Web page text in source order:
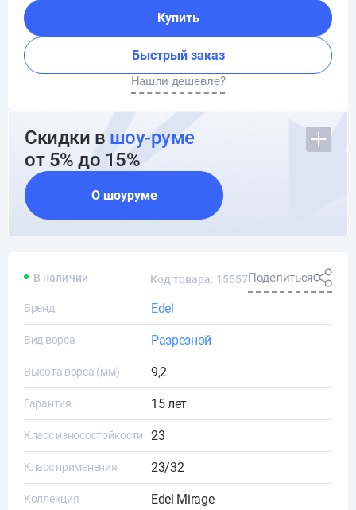
Купить
Быстрый заказ
Нашли дешевле?
Скидки в шоу-руме
от 5% до 15%
О шоуруме
В наличии Код товара: 15557Поделиться
Бренд Edel
Вид ворса Разрезной
Высота ворса (мм) 9,2
Гарантия 15 лет
Класс износостойкости 23
Класс применения 23/32
Коллекция Edel Mirage